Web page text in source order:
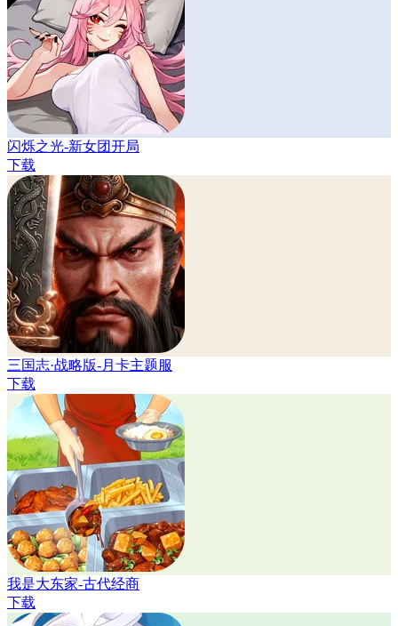
闪烁之光-新女团开局
下载
三国志·战略版-月卡主题服
下载
我是大东家-古代经商
下载